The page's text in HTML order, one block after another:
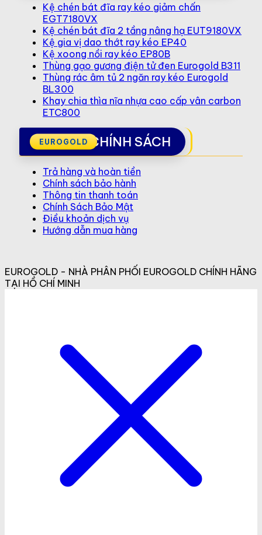
Kệ chén bát đĩa ray kéo giảm chấn
EGT7180VX
Kệ chén bát đĩa 2 tầng nâng hạ EUT9180VX
Kệ gia vị dao thớt ray kéo EP40
Kệ xoong nồi ray kéo EP80B
Thùng gạo gương điện tử đen Eurogold B311
Thùng rác âm tủ 2 ngăn ray kéo Eurogold
BL300
Khay chia thìa nĩa nhựa cao cấp vân carbon
ETC800
CHÍNH SÁCH
Trả hàng và hoàn tiền
Chính sách bảo hành
Thông tin thanh toán
Chính Sách Bảo Mật
Điều khoản dịch vụ
Hướng dẫn mua hàng
EUROGOLD - NHÀ PHÂN PHỐI EUROGOLD CHÍNH HÃNG
TẠI HỒ CHÍ MINH